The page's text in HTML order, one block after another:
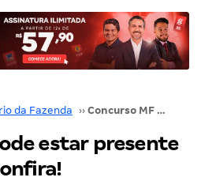
da Fazenda ›› Concurso MF pode estar presente no CNU 2025. Confira!
estar presente